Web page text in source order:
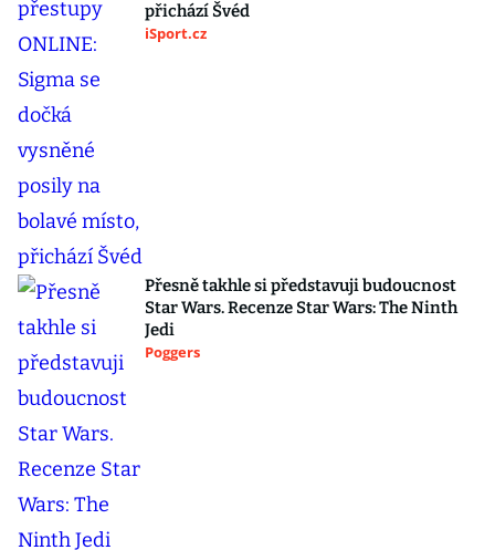
přichází Švéd
iSport.cz
Přesně takhle si představuji budoucnost
Star Wars. Recenze Star Wars: The Ninth
Jedi
Poggers